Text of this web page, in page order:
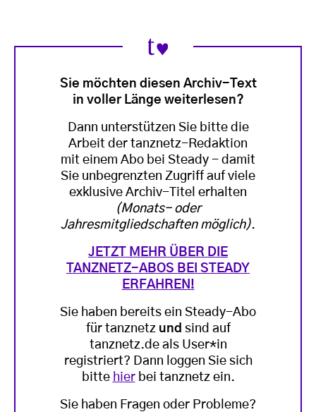
Sie möchten diesen Archiv-Text
in voller Länge weiterlesen?
Dann unterstützen Sie bitte die
Arbeit der tanznetz-Redaktion
mit einem Abo bei Steady - damit
Sie unbegrenzten Zugriff auf viele
exklusive Archiv-Titel erhalten
(Monats- oder
Jahresmitgliedschaften möglich).
JETZT MEHR ÜBER DIE
TANZNETZ-ABOS BEI STEADY
ERFAHREN!
Sie haben bereits ein Steady-Abo
für tanznetz und sind auf
tanznetz.de als User*in
registriert? Dann loggen Sie sich
bitte hierbei tanznetz ein.
Sie haben Fragen oder Probleme?